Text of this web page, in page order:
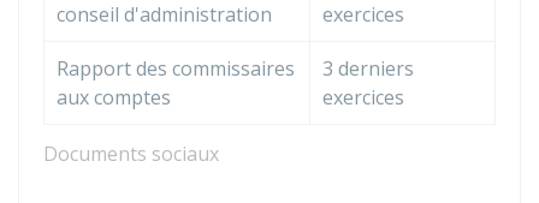
Documents sociaux
conseil d'administration
exercices
Rapport des commissaires
aux comptes
3 derniers
exercices